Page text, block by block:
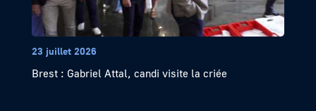
23 juillet 2026
Brest : Gabriel Attal, candi visite la criée